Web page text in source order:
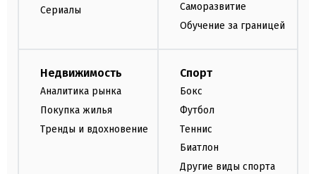
Сериалы
Саморазвитие
Обучение за границей
Недвижимость
Аналитика рынка
Покупка жилья
Тренды и вдохновение
Спорт
Бокс
Футбол
Теннис
Биатлон
Другие виды спорта